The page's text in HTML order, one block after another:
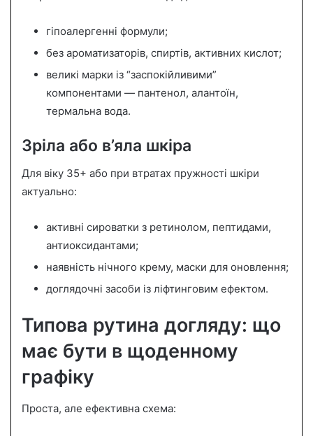
гіпоалергенні формули;
без ароматизаторів, спиртів, активних кислот;
великі марки із “заспокійливими”
компонентами — пантенол, алантоїн,
термальна вода.
Зріла або в’яла шкіра
Для віку 35+ або при втратах пружності шкіри
актуально:
активні сироватки з ретинолом, пептидами,
антиоксидантами;
наявність нічного крему, маски для оновлення;
доглядочні засоби із ліфтинговим ефектом.
Типова рутина догляду: що
має бути в щоденному
графіку
Проста, але ефективна схема: